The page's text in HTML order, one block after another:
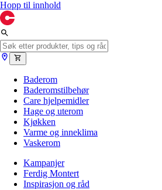
Hopp til innhold
Baderom
Baderomstilbehør
Care hjelpemidler
Hage og uterom
Kjøkken
Varme og inneklima
Vaskerom
Kampanjer
Ferdig Montert
Inspirasjon og råd